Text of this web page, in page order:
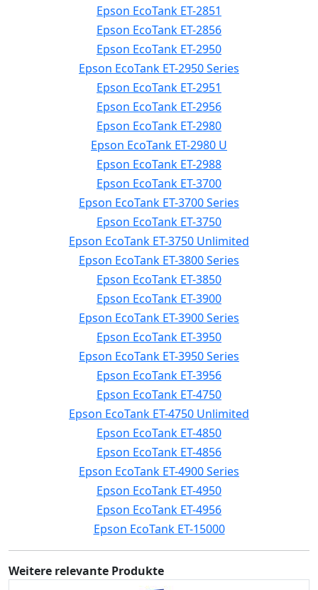
Epson EcoTank ET-2851
Epson EcoTank ET-2856
Epson EcoTank ET-2950
Epson EcoTank ET-2950 Series
Epson EcoTank ET-2951
Epson EcoTank ET-2956
Epson EcoTank ET-2980
Epson EcoTank ET-2980 U
Epson EcoTank ET-2988
Epson EcoTank ET-3700
Epson EcoTank ET-3700 Series
Epson EcoTank ET-3750
Epson EcoTank ET-3750 Unlimited
Epson EcoTank ET-3800 Series
Epson EcoTank ET-3850
Epson EcoTank ET-3900
Epson EcoTank ET-3900 Series
Epson EcoTank ET-3950
Epson EcoTank ET-3950 Series
Epson EcoTank ET-3956
Epson EcoTank ET-4750
Epson EcoTank ET-4750 Unlimited
Epson EcoTank ET-4850
Epson EcoTank ET-4856
Epson EcoTank ET-4900 Series
Epson EcoTank ET-4950
Epson EcoTank ET-4956
Epson EcoTank ET-15000
Weitere relevante Produkte